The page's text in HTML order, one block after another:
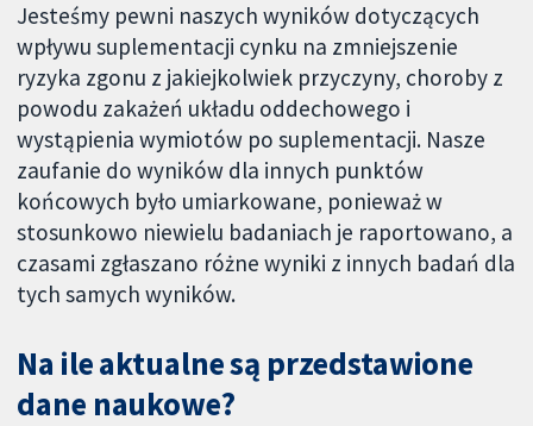
Jesteśmy pewni naszych wyników dotyczących
wpływu suplementacji cynku na zmniejszenie
ryzyka zgonu z jakiejkolwiek przyczyny, choroby z
powodu zakażeń układu oddechowego i
wystąpienia wymiotów po suplementacji. Nasze
zaufanie do wyników dla innych punktów
końcowych było umiarkowane, ponieważ w
stosunkowo niewielu badaniach je raportowano, a
czasami zgłaszano różne wyniki z innych badań dla
tych samych wyników.
Na ile aktualne są przedstawione
dane naukowe?